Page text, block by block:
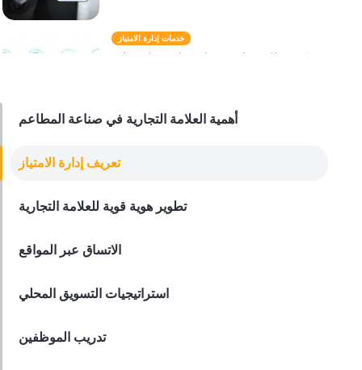
خدمات إدارة الامتياز
كيفية الاستعانة بمصادر خارجية لخدمات
Annalisa Berg Apr 28, 2023
أفضل أدوات برامج إدارة الامتياز لأصحاب
Annalisa Berg
أهمية العلامة التجارية في صناعة المطاعم
تعريف إدارة الامتياز
تطوير هوية قوية للعلامة التجارية
الاتساق عبر المواقع
استراتيجيات التسويق المحلي
تدريب الموظفين